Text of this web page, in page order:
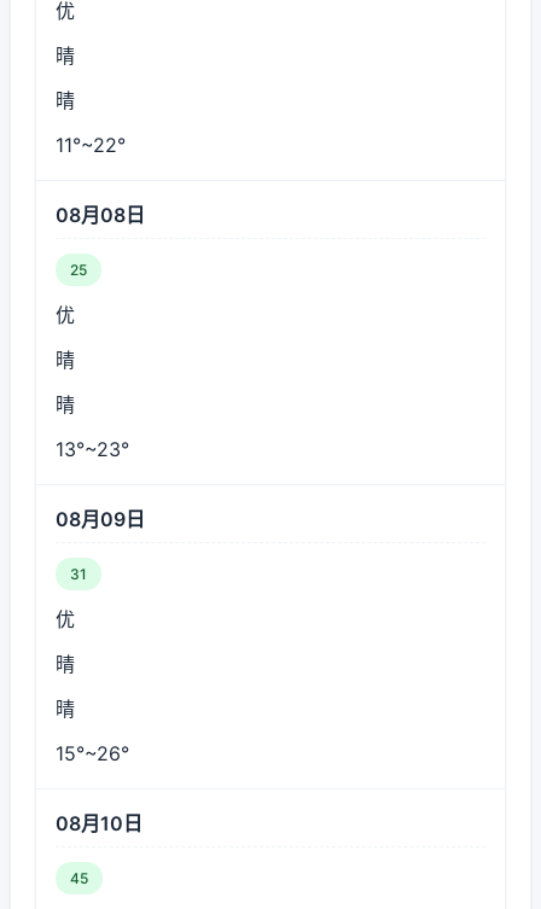
优
晴
晴
11°~22°
08月08日
25
优
晴
晴
13°~23°
08月09日
31
优
晴
晴
15°~26°
08月10日
45